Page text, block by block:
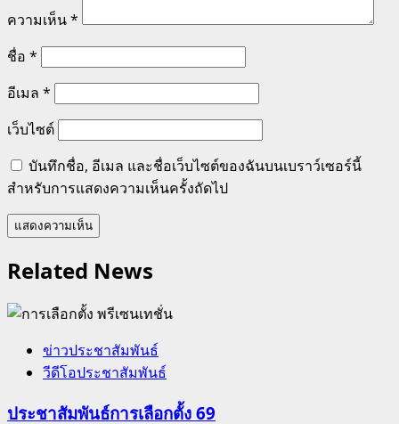
ความเห็น*
ชื่อ *
อีเมล *
เว็บไซต์
บันทึกชื่อ, อีเมล และชื่อเว็บไซต์ของฉันบนเบราว์เซอร์นี้
สำหรับการแสดงความเห็นครั้งถัดไป
Related News
ข่าวประชาสัมพันธ์
วีดีโอประชาสัมพันธ์
ประชาสัมพันธ์การเลือกตั้ง 69